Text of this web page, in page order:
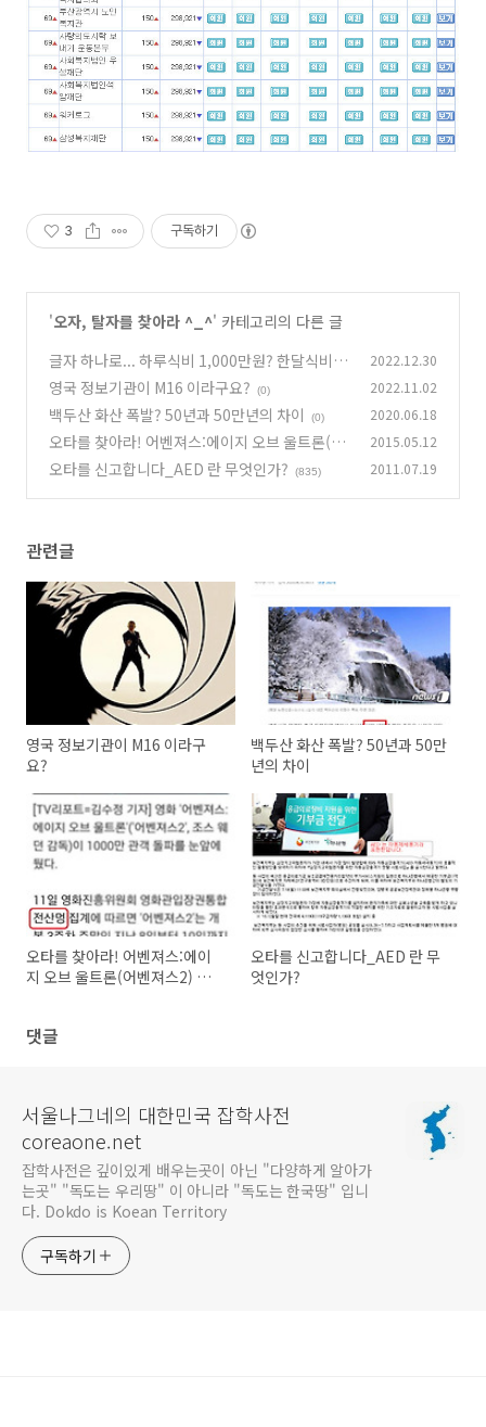
3 구독하기
'오자, 탈자를 찾아라 ^_^' 카테고리의 다른 글
글자 하나로... 하루식비 1,000만원? 한달식비 1,
000만원 (0)
2022.12.30
영국 정보기관이 M16 이라구요? (0) 2022.11.02
백두산 화산 폭발? 50년과 50만년의 차이 (0) 2020.06.18
오타를 찾아라! 어벤져스:에이지 오브 울트론(어
벤져스2) 기사에서~~ (0)
2015.05.12
오타를 신고합니다_AED 란 무엇인가? (835) 2011.07.19
관련글
영국 정보기관이 M16 이라구
요?
백두산 화산 폭발? 50년과 50만
년의 차이
오타를 찾아라! 어벤져스:에이
지 오브 울트론(어벤져스2) 기사
오타를 신고합니다_AED 란 무
엇인가?
댓글
서울나그네의 대한민국 잡학사전
coreaone.net
잡학사전은 깊이있게 배우는곳이 아닌 "다양하게 알아가
는곳" "독도는 우리땅" 이 아니라 "독도는 한국땅" 입니
다. Dokdo is Koean Territory
구독하기